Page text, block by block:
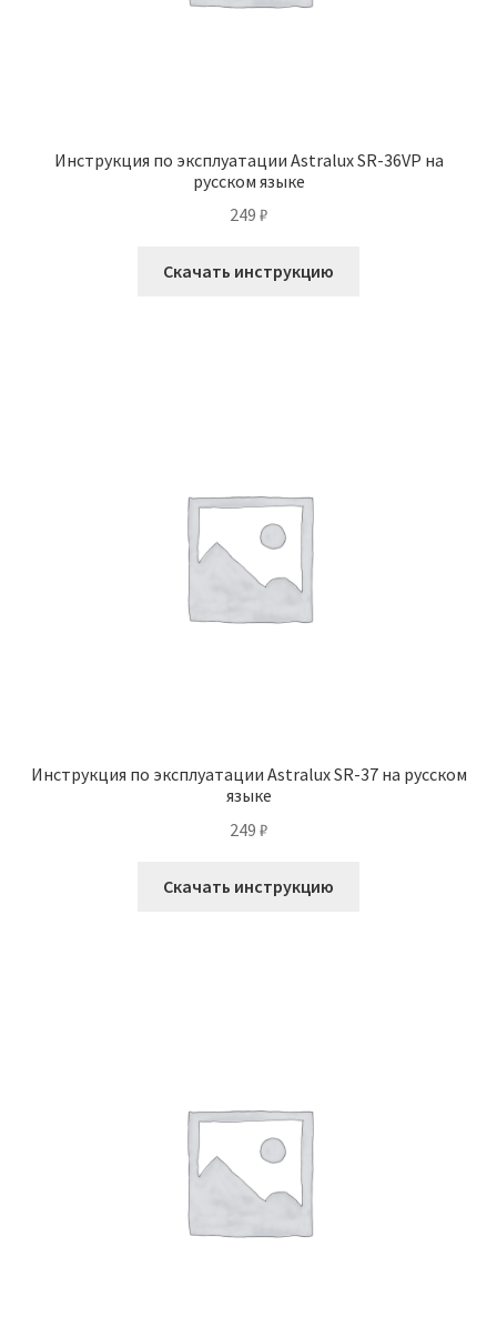
Инструкция по эксплуатации Astralux SR-36VP на
русском языке
249 ₽
Скачать инструкцию
Инструкция по эксплуатации Astralux SR-37 на русском
языке
249 ₽
Скачать инструкцию